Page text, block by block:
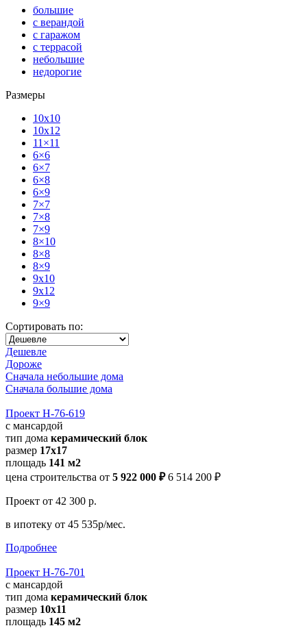
большие
с верандой
с гаражом
с террасой
небольшие
недорогие
Размеры
10x10
10x12
11×11
6×6
6×7
6×8
6×9
7×7
7×8
7×9
8×10
8×8
8×9
9x10
9x12
9×9
Сортировать по:
Дешевле
Дороже
Сначала небольшие дома
Сначала большие дома
Проект Н-76-619
с мансардой
тип дома керамический блок
размер 17x17
площадь 141 м2
цена строительства от 5 922 000 ₽ 6 514 200 ₽
Проект от 42 300 р.
в ипотеку от 45 535р/мес.
Подробнее
Проект Н-76-701
с мансардой
тип дома керамический блок
размер 10x11
площадь 145 м2